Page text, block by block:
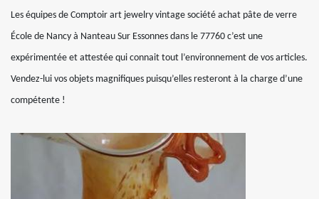
Les équipes de Comptoir art jewelry vintage société achat pâte de verre
École de Nancy à Nanteau Sur Essonnes dans le 77760 c’est une
expérimentée et attestée qui connait tout l’environnement de vos articles.
Vendez-lui vos objets magnifiques puisqu’elles resteront à la charge d’une
compétente !